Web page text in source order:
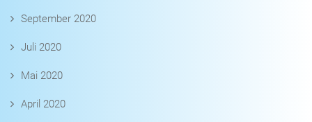
September 2020
Juli 2020
Mai 2020
April 2020